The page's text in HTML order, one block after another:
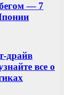
— 7
драйв
все о